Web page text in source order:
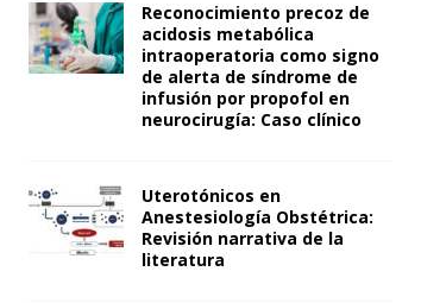
Reconocimiento precoz de
acidosis metabólica
intraoperatoria como signo
de alerta de síndrome de
infusión por propofol en
neurocirugía: Caso clínico
Uterotónicos en
Anestesiología Obstétrica:
Revisión narrativa de la
literatura